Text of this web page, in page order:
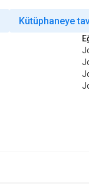
Kütüphaneye